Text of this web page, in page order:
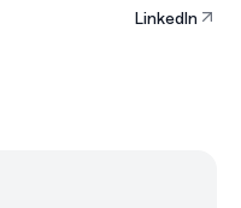
LinkedIn